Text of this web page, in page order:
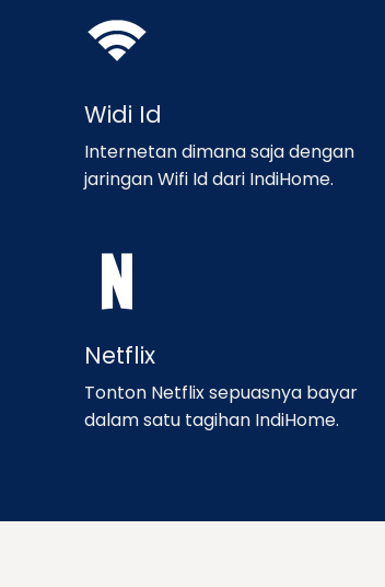
Widi Id
Internetan dimana saja dengan
jaringan Wifi Id dari IndiHome.
Netflix
Tonton Netflix sepuasnya bayar
dalam satu tagihan IndiHome.